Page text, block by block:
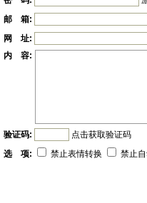
邮 箱:
网 址:
内 容:
验证码:
点击获取验证码
选 项:
禁止表情转换 禁止